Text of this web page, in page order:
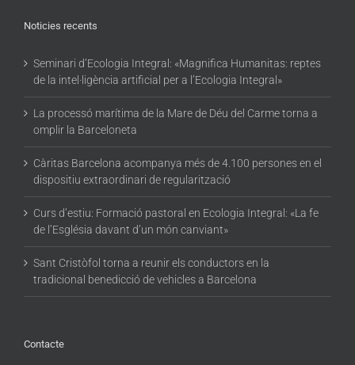
Noticies recents
Seminari d’Ecologia Integral: «Magnifica Humanitas: reptes
de la intel·ligència artificial per a l’Ecologia Integral»
La processó marítima de la Mare de Déu del Carme torna a
omplir la Barceloneta
Càritas Barcelona acompanya més de 4.100 persones en el
dispositiu extraordinari de regularització
Curs d’estiu: Formació pastoral en Ecologia Integral: «La fe
de l’Església davant d’un món canviant»
Sant Cristòfol torna a reunir els conductors en la
tradicional benedicció de vehicles a Barcelona
Contacte